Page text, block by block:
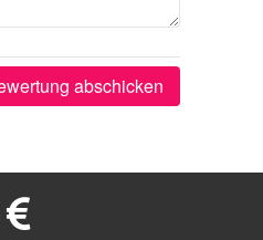
abschicken